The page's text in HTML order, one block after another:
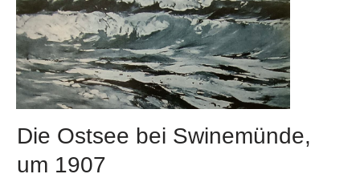
Die Ostsee bei Swinemünde,
um 1907